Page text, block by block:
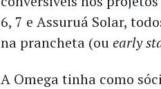
6, 7 e Assuruá Solar,
na prancheta (ouearly
A Omega tinha como